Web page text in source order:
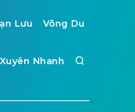
Lưu Võng Du
Xuyên Nhanh